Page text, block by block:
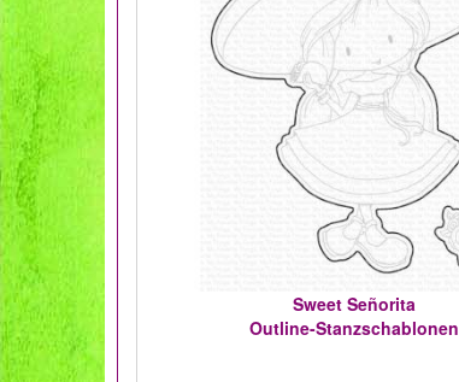
Sweet Señorita
Outline-Stanzschablonen